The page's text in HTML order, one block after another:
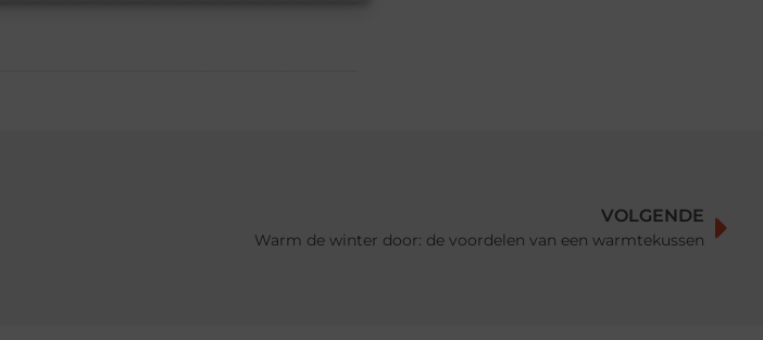
VOLGENDE
Warm de winter door: de voordelen van een warmtekussen